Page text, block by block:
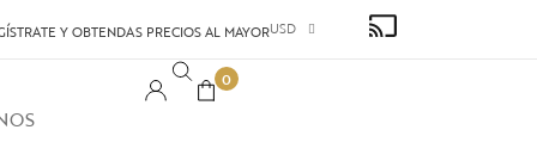
Y OBTENDAS PRECIOS AL MAYORUSD
0